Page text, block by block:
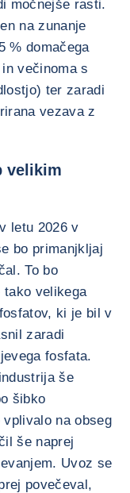
močnejše rasti.
na zunanje
% domačega
večinoma s
ter zaradi
vezava z
velikim
letu 2026 v
bo primanjkljaj
To bo
tako velikega
ki je bil v
zaradi
fosfata.
še
šibko
na obseg
še naprej
Uvoz se
povečeval,